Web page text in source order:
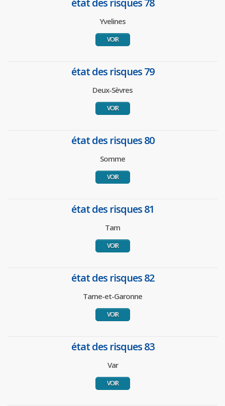
état des risques 78
Yvelines
VOIR
état des risques 79
Deux-Sèvres
VOIR
état des risques 80
Somme
VOIR
état des risques 81
Tarn
VOIR
état des risques 82
Tarne-et-Garonne
VOIR
état des risques 83
Var
VOIR